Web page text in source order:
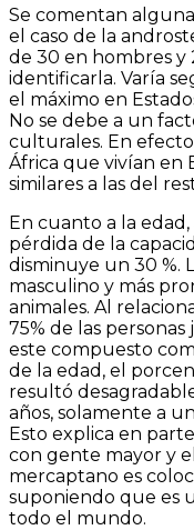
Se comentan
el caso de la
de 30 en hombres
identificarla. Varía
el máximo en
No se debe a un
culturales. En
África que vivían en
similares a las del
En cuanto a la
pérdida de la
disminuye un 30 %.
masculino y más
animales. Al
75% de las
este compuesto
de la edad, el
resultó
años, solamente a
Esto explica en
con gente mayor y
mercaptano es
suponiendo que es
todo el mundo.